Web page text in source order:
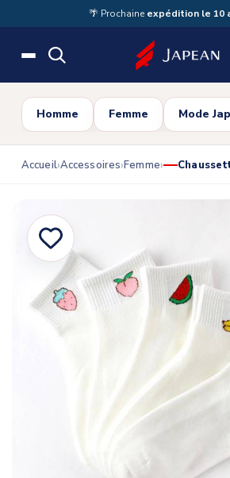
Skip to main content🌴 Prochaine expédition le 10
Homme Femme Mode
Accueil Accessoires Femme